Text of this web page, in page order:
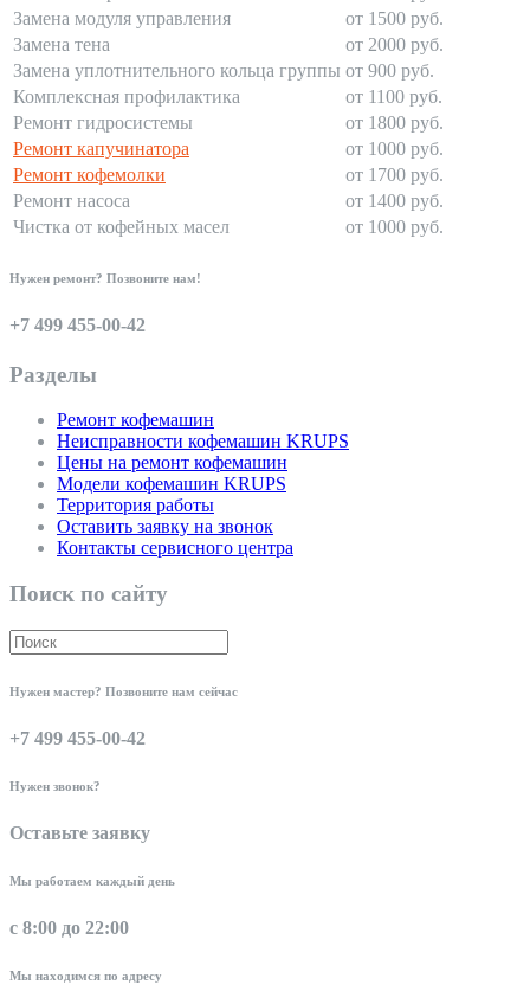
Замена модуля управления
от 1500 руб.
Замена тена
от 2000 руб.
Замена уплотнительного кольца группы от 900 руб.
Комплексная профилактика
от 1100 руб.
Ремонт гидросистемы
от 1800 руб.
Ремонт капучинатора
от 1000 руб.
Ремонт кофемолки
от 1700 руб.
Ремонт насоса
от 1400 руб.
Чистка от кофейных масел
от 1000 руб.
Нужен ремонт? Позвоните нам!
+7 499 455-00-42
Разделы
Ремонт кофемашин
Неисправности кофемашин KRUPS
Цены на ремонт кофемашин
Модели кофемашин KRUPS
Территория работы
Оставить заявку на звонок
Контакты сервисного центра
Поиск по сайту
Нужен мастер? Позвоните нам сейчас
+7 499 455-00-42
Нужен звонок?
Оставьте заявку
Мы работаем каждый день
с 8:00 до 22:00
Мы находимся по адресу